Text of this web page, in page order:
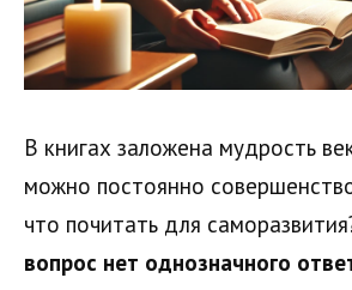
В книгах заложена мудрость
можно постоянно
что почитать для
вопрос нет однозначного